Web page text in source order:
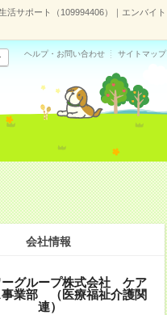
活サポート（109994406）｜エンバイト
ヘルプ・お問い合わせ サイトマップ
会社情報
ーグループ株式会社 ケア
事業部 （医療福祉介護関
連）